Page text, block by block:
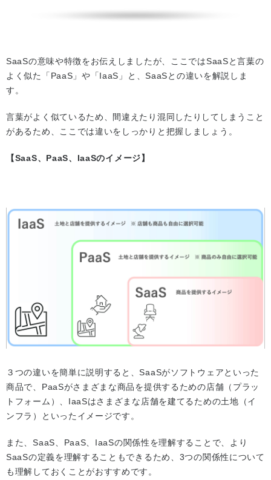
SaaSの意味や特徴をお伝えしましたが、ここではSaaSと言葉の
よく似た「PaaS」や「IaaS」と、SaaSとの違いを解説しま
す。
言葉がよく似ているため、間違えたり混同したりしてしまうこと
があるため、ここでは違いをしっかりと把握しましょう。
【SaaS、PaaS、IaaSのイメージ】
３つの違いを簡単に説明すると、SaaSがソフトウェアといった
商品で、PaaSがさまざまな商品を提供するための店舗（プラッ
トフォーム）、IaaSはさまざまな店舗を建てるための土地（イ
ンフラ）といったイメージです。
また、SaaS、PaaS、IaaSの関係性を理解することで、より
SaaSの定義を理解することもできるため、3つの関係性について
も理解しておくことがおすすめです。